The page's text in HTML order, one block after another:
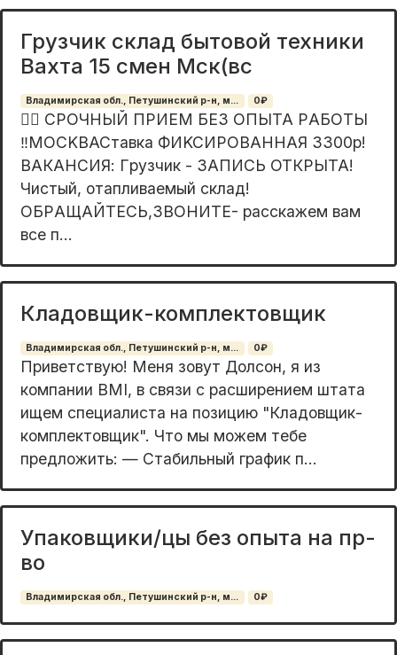
Грузчик склад бытовой техники
Вахта 15 смен Мск(вс
Владимирская обл., Петушинский р-н, м... 0₽
🙆‍♂️ CРOЧНЫЙ ПPИEМ БEЗ ОПЫТА РAБОTЫ
‼️МOСKВACтaвкa ФИKCИPOBАННАЯ 3300р!
ВAКAНСИЯ: Гpузчик - ЗAПИСЬ OTКРЫTA!
Чистый, отапливаeмый склaд!
ОБРAЩАЙTECЬ,ЗВОНИТE- расcкажeм вaм
все п...
Кладовщик-комплектовщик
Владимирская обл., Петушинский р-н, м... 0₽
Приветствую! Меня зовут Долсон, я из
компании BMI, в связи с расширением штата
ищем специалиста на позицию "Кладовщик-
комплектовщик". Что мы можем тебе
предложить: — Стабильный график п...
Упаковщики/цы без опыта на пр-
во
Владимирская обл., Петушинский р-н, м... 0₽